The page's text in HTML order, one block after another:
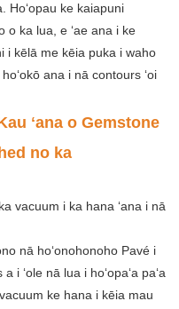
Hoʻopau ke kaiapuni
o ka lua, e ʻae ana i ke
i kēlā me kēia puka i waho
ana i nā contours ʻoi
ʻana o Gemstone
no ka
vacuum i ka hana ʻana i nā
nā hoʻonohonoho Pavé i
i ʻole nā ​​​​lua i hoʻopaʻa paʻa
ke hana i kēia mau